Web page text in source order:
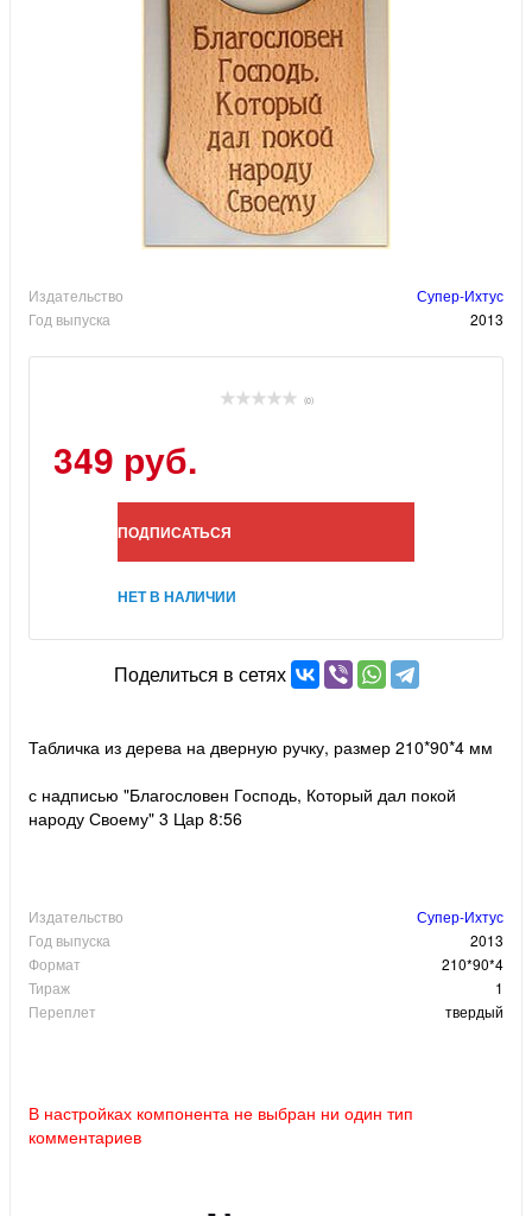
Издательство
Супер-Ихтус
Год выпуска
2013
(0)
349 руб.
ПОДПИСАТЬСЯ
НЕТ В НАЛИЧИИ
Поделиться в сетях
Табличка из дерева на дверную ручку, размер 210*90*4 мм
с надписью "Благословен Господь, Который дал покой
народу Своему" 3 Цар 8:56
Издательство
Супер-Ихтус
Год выпуска
2013
Формат
210*90*4
Тираж
1
Переплет
твердый
В настройках компонента не выбран ни один тип
комментариев